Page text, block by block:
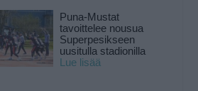
Puna-Mustat
tavoittelee nousua
Superpesikseen
uusitulla stadionilla
Lue lisää